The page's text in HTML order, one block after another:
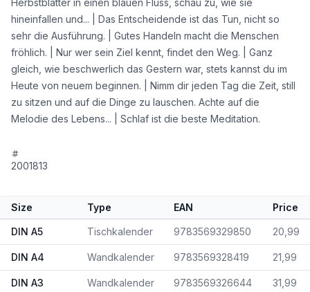
Herbstblätter in einen blauen Fluss, schau zu, wie sie
hineinfallen und... | Das Entscheidende ist das Tun, nicht so
sehr die Ausführung. | Gutes Handeln macht die Menschen
fröhlich. | Nur wer sein Ziel kennt, findet den Weg. | Ganz
gleich, wie beschwerlich das Gestern war, stets kannst du im
Heute von neuem beginnen. | Nimm dir jeden Tag die Zeit, still
zu sitzen und auf die Dinge zu lauschen. Achte auf die
Melodie des Lebens... | Schlaf ist die beste Meditation.
2001813
Size Type EAN Price
DIN A5 Tischkalender 9783569329850 20,99
DIN A4 Wandkalender 9783569328419 21,99
DIN A3 Wandkalender 9783569326644 31,99